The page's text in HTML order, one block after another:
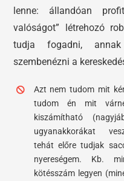
lenne: állandóan
valóságot” létrehozó
tudja fogadni,
szembenézni a
Azt nem tudom mit
tudom én mit
kiszámítható
ugyanakkorákat
tehát előre tudjak
nyereségem. Kb.
kötésszám legyen